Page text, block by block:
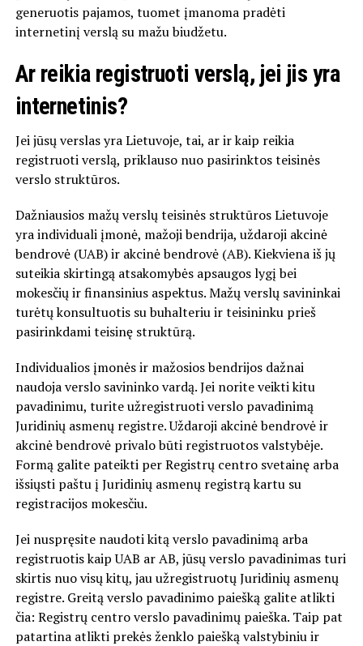
generuotis pajamos, tuomet įmanoma pradėti
internetinį verslą su mažu biudžetu.
Ar reikia registruoti verslą, jei jis yra
internetinis?
Jei jūsų verslas yra Lietuvoje, tai, ar ir kaip reikia
registruoti verslą, priklauso nuo pasirinktos teisinės
verslo struktūros.
Dažniausios mažų verslų teisinės struktūros Lietuvoje
yra individuali įmonė, mažoji bendrija, uždaroji akcinė
bendrovė (UAB) ir akcinė bendrovė (AB). Kiekviena iš jų
suteikia skirtingą atsakomybės apsaugos lygį bei
mokesčių ir finansinius aspektus. Mažų verslų savininkai
turėtų konsultuotis su buhalteriu ir teisininku prieš
pasirinkdami teisinę struktūrą.
Individualios įmonės ir mažosios bendrijos dažnai
naudoja verslo savininko vardą. Jei norite veikti kitu
pavadinimu, turite užregistruoti verslo pavadinimą
Juridinių asmenų registre. Uždaroji akcinė bendrovė ir
akcinė bendrovė privalo būti registruotos valstybėje.
Formą galite pateikti per Registrų centro svetainę arba
išsiųsti paštu į Juridinių asmenų registrą kartu su
registracijos mokesčiu.
Jei nuspręsite naudoti kitą verslo pavadinimą arba
registruotis kaip UAB ar AB, jūsų verslo pavadinimas turi
skirtis nuo visų kitų, jau užregistruotų Juridinių asmenų
registre. Greitą verslo pavadinimo paiešką galite atlikti
čia: Registrų centro verslo pavadinimų paieška. Taip pat
patartina atlikti prekės ženklo paiešką valstybiniu ir